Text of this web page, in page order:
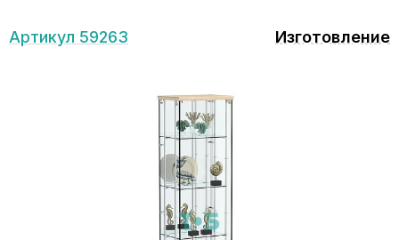
Артикул 59263 Изготовление